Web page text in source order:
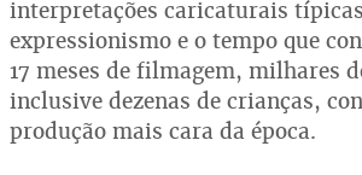
interpretações caricaturais
expressionismo e o tempo que
17 meses de filmagem, milhares
inclusive dezenas de crianças,
produção mais cara da época.